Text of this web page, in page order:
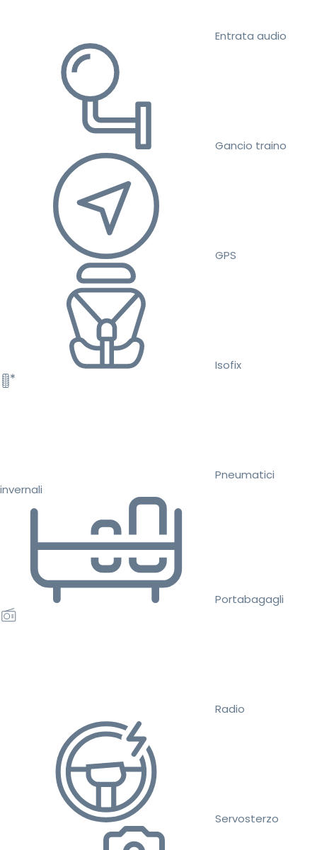
Entrata audio
Gancio traino
GPS
Isofix
Pneumatici
invernali
Portabagagli
Radio
Servosterzo